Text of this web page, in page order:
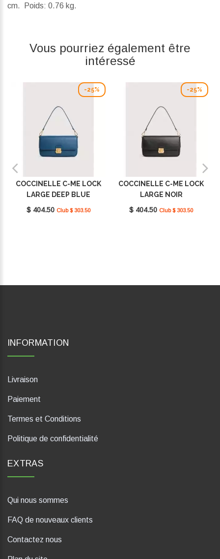
cm.
Poids: 0.76 kg.
Vous pourriez également être
intéressé
-25%
COCCINELLE C-ME LOCK
LARGE DEEP BLUE
E1U4K120101_B27
$ 404.50 Club $ 303.50
-25%
COCCINELLE C-ME LOCK
LARGE NOIR
E1U4K120101_001
$ 404.50 Club $ 303.50
INFORMATION
Livraison
Paiement
Termes et Conditions
Politique de confidentialité
EXTRAS
Qui nous sommes
FAQ de nouveaux clients
Contactez nous